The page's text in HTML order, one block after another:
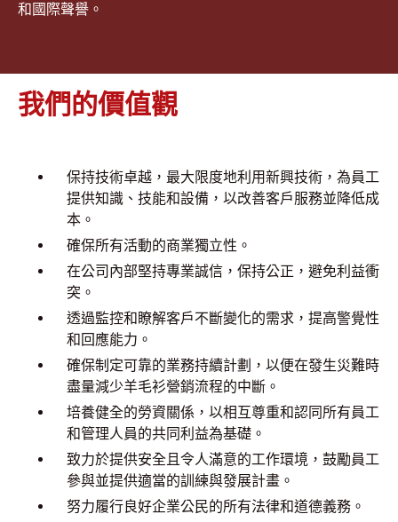
和國際聲譽。
我們的價值觀
保持技術卓越，最大限度地利用新興技術，為員工
提供知識、技能和設備，以改善客戶服務並降低成
本。
確保所有活動的商業獨立性。
在公司內部堅持專業誠信，保持公正，避免利益衝
突。
透過監控和瞭解客戶不斷變化的需求，提高警覺性
和回應能力。
確保制定可靠的業務持續計劃，以便在發生災難時
盡量減少羊毛衫營銷流程的中斷。
培養健全的勞資關係，以相互尊重和認同所有員工
和管理人員的共同利益為基礎。
致力於提供安全且令人滿意的工作環境，鼓勵員工
參與並提供適當的訓練與發展計畫。
努力履行良好企業公民的所有法律和道德義務。